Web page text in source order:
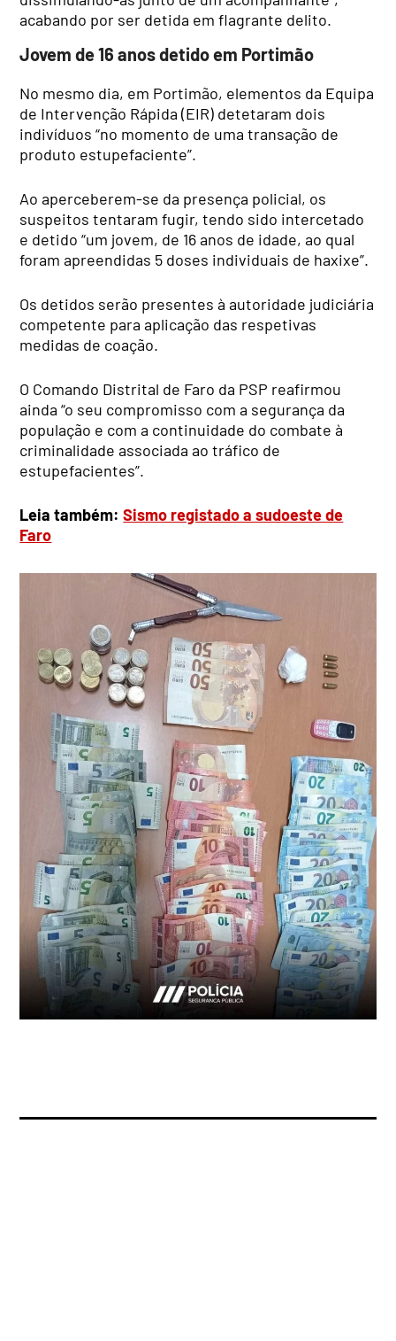
acabando por ser detida em flagrante delito.
Jovem de 16 anos detido em Portimão
No mesmo dia, em Portimão, elementos da Equipa
de Intervenção Rápida (EIR) detetaram dois
indivíduos “no momento de uma transação de
produto estupefaciente”.
Ao aperceberem-se da presença policial, os
suspeitos tentaram fugir, tendo sido intercetado
e detido “um jovem, de 16 anos de idade, ao qual
foram apreendidas 5 doses individuais de haxixe”.
Os detidos serão presentes à autoridade judiciária
competente para aplicação das respetivas
medidas de coação.
O Comando Distrital de Faro da PSP reafirmou
ainda “o seu compromisso com a segurança da
população e com a continuidade do combate à
criminalidade associada ao tráfico de
estupefacientes”.
Leia também:Sismo registado a sudoeste de
Faro